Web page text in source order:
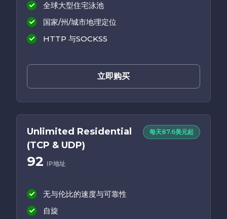
全球大型住宅泳池
国家/州/城市地理定位
HTTP 与SOCKS5
立即购买
Unlimited Residential
(TCP & UDP)
92 IP地址
每天87.6美元起
无与伦比的速度与可靠性
自旋